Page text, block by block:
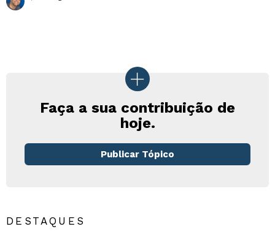
Faça a sua contribuição de
hoje.
Publicar Tópico
DESTAQUES